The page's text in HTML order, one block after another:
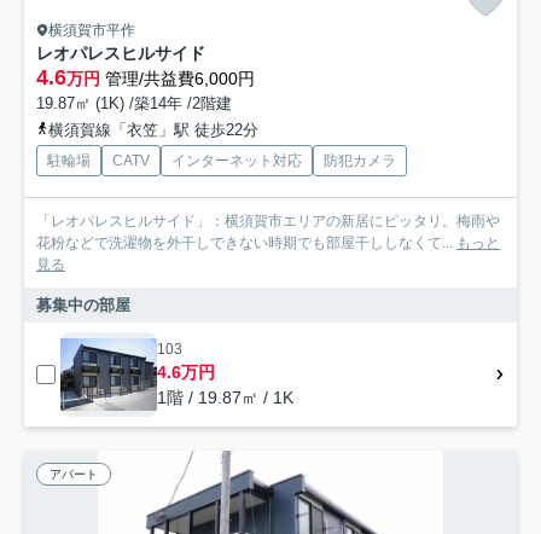
横須賀市平作
レオパレスヒルサイド
4.6万円 管理/共益費6,000円
19.87㎡ (1K) /築14年 /2階建
横須賀線「衣笠」駅 徒歩22分
駐輪場 CATV インターネット対応 防犯カメラ
「レオパレスヒルサイド」：横須賀市エリアの新居にピッタリ。梅雨や
花粉などで洗濯物を外干しできない時期でも部屋干ししなくて... もっと
見る
募集中の部屋
103
4.6万円
1階 / 19.87㎡ / 1K
アパート